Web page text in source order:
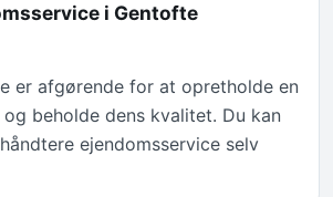
i Gentofte
er afgørende for at opretholde en
beholde dens kvalitet. Du kan
ejendomsservice selv